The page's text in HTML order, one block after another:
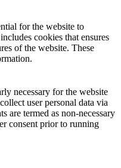
for the website to
cookies that ensures
of the website. These
necessary for the website
user personal data via
are termed as non-necessary
consent prior to running